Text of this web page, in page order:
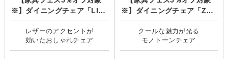
※】ダイニングチェア「LIZZ
(リズ)」
レザーのアクセントが
※】ダイニングチェア「ZEN
O(ゼノ)」
クールな魅力が光る